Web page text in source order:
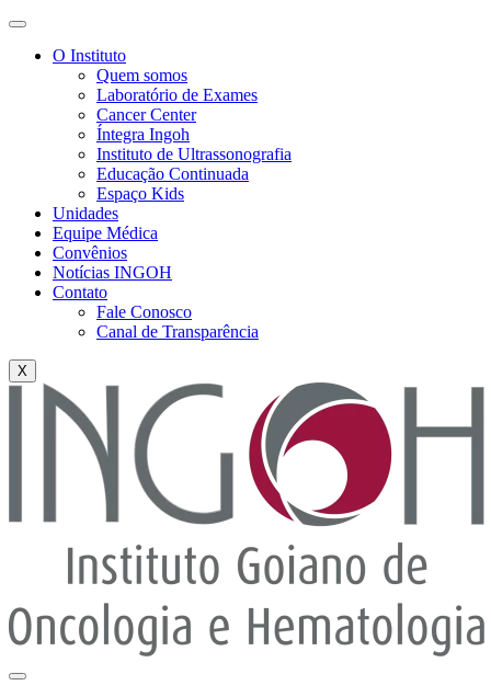
O Instituto
Quem somos
Laboratório de Exames
Cancer Center
Íntegra Ingoh
Instituto de Ultrassonografia
Educação Continuada
Espaço Kids
Unidades
Equipe Médica
Convênios
Notícias INGOH
Contato
Fale Conosco
Canal de Transparência
X